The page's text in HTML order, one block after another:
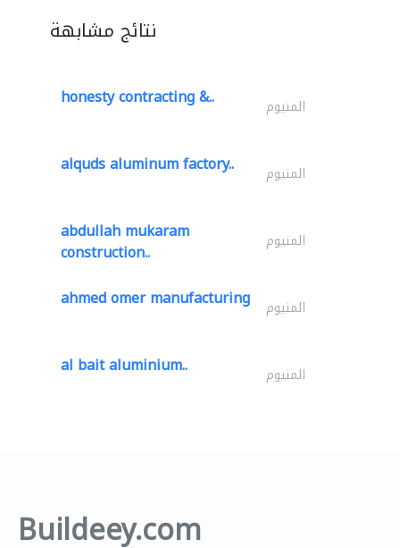
نتائج مشابهة
honesty contracting &.. المنيوم
alquds aluminum factory.. المنيوم
abdullah mukaram
construction.. المنيوم
ahmed omer manufacturing المنيوم
al bait aluminium.. المنيوم
Buildeey.com